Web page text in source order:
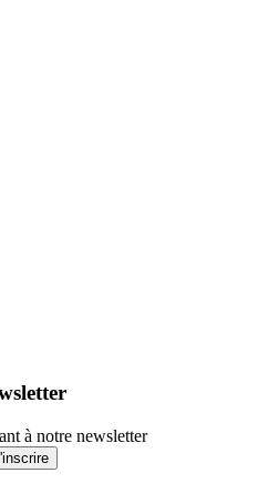
à notre newsletter